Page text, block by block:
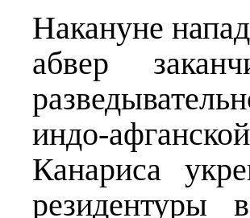
Накануне
абвер
индо-
Канариса
резидентуры